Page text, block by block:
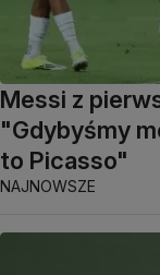
Messi z
"Gdybyśmy
to Picasso"
NAJNOWSZE